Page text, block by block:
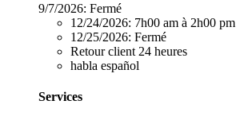
9/7/2026: Fermé
12/24/2026: 7h00 am à 2h00 pm
12/25/2026: Fermé
Retour client 24 heures
habla español
Services